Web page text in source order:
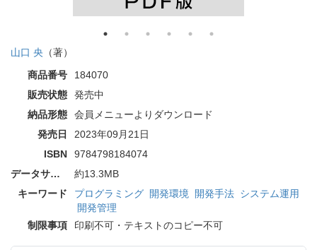
山口 央 （著）
商品番号
184070
販売状態
発売中
納品形態
会員メニューよりダウンロード
発売日
2023年09月21日
ISBN
9784798184074
データサイズ
約13.3MB
キーワード
プログラミング 開発環境 開発手法 システム運用
開発管理
制限事項
印刷不可・テキストのコピー不可